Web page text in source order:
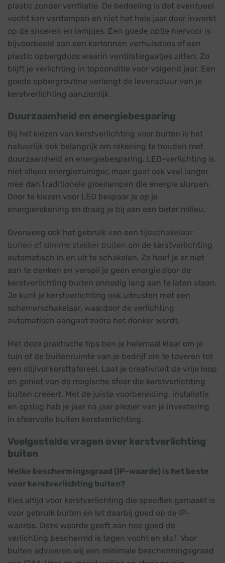
plastic zonder ventilatie. De bedoeling is dat eventueel
vocht kan verdampen en niet het hele jaar door inwerkt
op de snoeren en lampjes. Een goede optie hiervoor is
bijvoorbeeld aan een kartonnen verhuisdoos of een
plastic opbergdoos waarin ventilatiegaatjes zitten. Zo
blijft je verlichting in topconditie voor volgend jaar. Een
goede opbergroutine verlengt de levensduur van je
kerstverlichting aanzienlijk.
Duurzaamheid en energiebesparing
Bij het kiezen van kerstverlichting voor buiten is het
natuurlijk ook belangrijk om rekening te houden met
duurzaamheid en energiebesparing. LED-verlichting is
niet alleen energiezuiniger, maar gaat ook veel langer
mee dan traditionele gloeilampen die energie slurpen.
Door te kiezen voor LED bespaar je op je
energierekening en draag je bij aan een beter milieu.
Overweeg ook het gebruik van een tijdschakelaar
buiten of slimme stekker buiten om de kerstverlichting
automatisch in en uit te schakelen. Zo hoef je er niet
aan te denken en verspil je geen energie door de
kerstverlichting buiten onnodig lang aan te laten staan.
Je kunt je kerstverlichting ook uitrusten met een
schemerschakelaar, waardoor de verlichting
automatisch aangaat zodra het donker wordt.
Met deze praktische tips ben je helemaal klaar om je
tuin of de buitenruimte van je bedrijf om te toveren tot
een stijlvol kersttafereel. Laat je creativiteit de vrije loop
en geniet van de magische sfeer die kerstverlichting
buiten creëert. Met de juiste voorbereiding, installatie
en opslag heb je jaar na jaar plezier van je investering
in sfeervolle buiten kerstverlichting.
Veelgestelde vragen over kerstverlichting
buiten
Welke beschermingsgraad (IP-waarde) is het beste
voor kerstverlichting buiten?
Kies altijd voor kerstverlichting die specifiek gemaakt is
voor gebruik buiten en let daarbij goed op de IP-
waarde. Deze waarde geeft aan hoe goed de
verlichting beschermd is tegen vocht en stof. Voor
buiten adviseren wij een minimale beschermingsgraad